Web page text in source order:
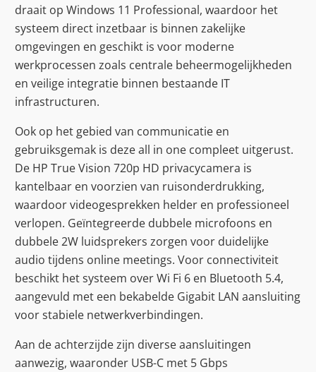
draait op Windows 11 Professional, waardoor het
systeem direct inzetbaar is binnen zakelijke
omgevingen en geschikt is voor moderne
werkprocessen zoals centrale beheermogelijkheden
en veilige integratie binnen bestaande IT
infrastructuren.
Ook op het gebied van communicatie en
gebruiksgemak is deze all in one compleet uitgerust.
De HP True Vision 720p HD privacycamera is
kantelbaar en voorzien van ruisonderdrukking,
waardoor videogesprekken helder en professioneel
verlopen. Geïntegreerde dubbele microfoons en
dubbele 2W luidsprekers zorgen voor duidelijke
audio tijdens online meetings. Voor connectiviteit
beschikt het systeem over Wi Fi 6 en Bluetooth 5.4,
aangevuld met een bekabelde Gigabit LAN aansluiting
voor stabiele netwerkverbindingen.
Aan de achterzijde zijn diverse aansluitingen
aanwezig, waaronder USB-C met 5 Gbps